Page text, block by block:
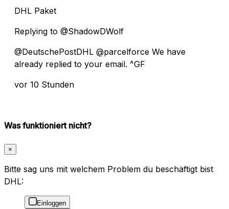
DHL Paket
Replying to @ShadowDWolf
@DeutschePostDHL @parcelforce We have
already replied to your email. ^GF
vor 10 Stunden
Was funktioniert nicht?
×
Bitte sag uns mit welchem Problem du beschäftigt bist
DHL:
Einloggen